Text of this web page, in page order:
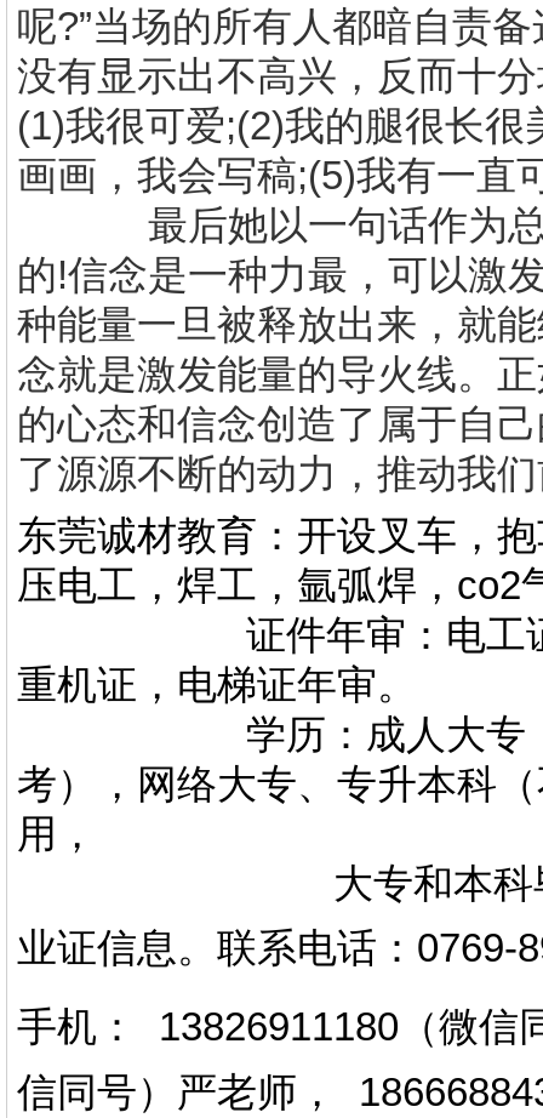
呢?”当场的所有人都暗自责
没有显示出不高兴，反而十
(1)我很可爱;(2)我的腿很长很
画画，我会写稿;(5)我有一
最后她以一句话作为总
的!信念是一种力最，可以激
种能量一旦被释放出来，就
念就是激发能量的导火线。
的心态和信念创造了属于自
了源源不断的动力，推动我
东莞诚材教育：开设叉车，
压电工，焊工，氩弧焊，co2
证件年审：电工证，
重机证，电梯证年审。
学历：成人大专，专
考），网络大专、专升本科
用，
大专和本科毕业证
业证信息。 联系电话 ： 0769-
手机： 13826911180（微信
信同号）严老师 ，